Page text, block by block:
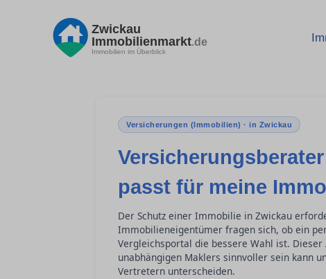
Zwickau
Immobilienmarkt.de
Immobilien im Überblick
Versicherungen (Immobilien) · in Zwickau
passt für meine
Der Schutz einer Immobilie in Zwickau
Immobilieneigentümer fragen sich, ob ein
Vergleichsportal die bessere Wahl ist.
unabhängigen Maklers sinnvoller sein kann
Vertretern unterscheiden.